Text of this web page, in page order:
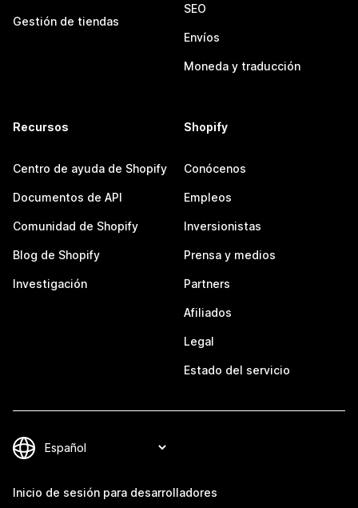
Gestión de tiendas
SEO
Envíos
Moneda y traducción
Recursos
Centro de ayuda de Shopify
Documentos de API
Comunidad de Shopify
Blog de Shopify
Investigación
Shopify
Conócenos
Empleos
Inversionistas
Prensa y medios
Partners
Afiliados
Legal
Estado del servicio
Inicio de sesión para desarrolladores